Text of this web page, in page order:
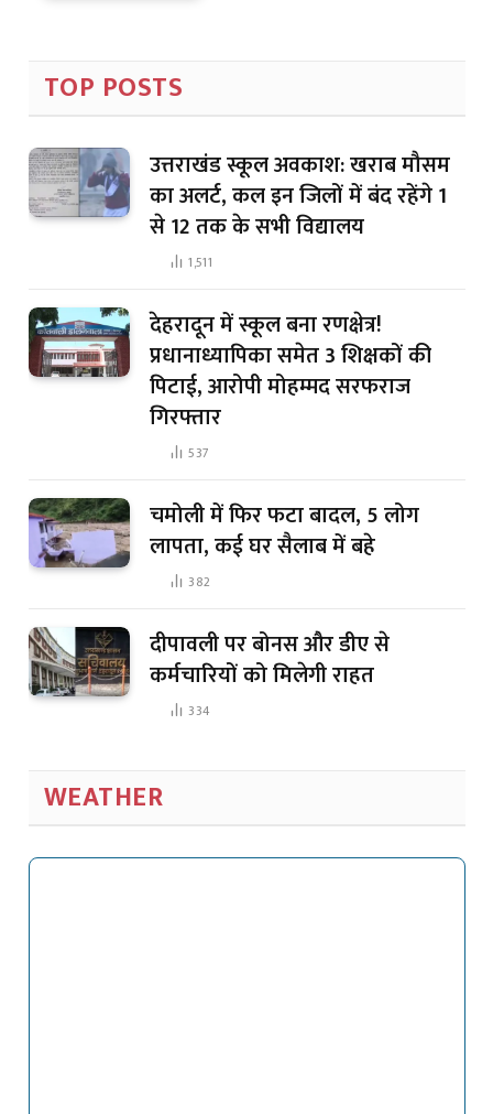
TOP POSTS
उत्तराखंड स्कूल अवकाश: खराब मौसम
का अलर्ट, कल इन जिलों में बंद रहेंगे 1
से 12 तक के सभी विद्यालय
1,511
देहरादून में स्कूल बना रणक्षेत्र!
प्रधानाध्यापिका समेत 3 शिक्षकों की
पिटाई, आरोपी मोहम्मद सरफराज
गिरफ्तार
537
चमोली में फिर फटा बादल, 5 लोग
लापता, कई घर सैलाब में बहे
382
दीपावली पर बोनस और डीए से
कर्मचारियों को मिलेगी राहत
334
WEATHER